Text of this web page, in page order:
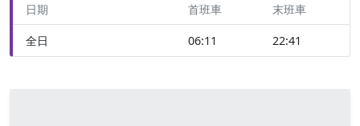
日期 首班車 末班車
全日 06:11 22:41